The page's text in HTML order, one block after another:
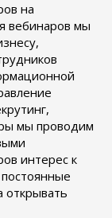
на
вебинаров мы
мы проводим
интерес к
открывать